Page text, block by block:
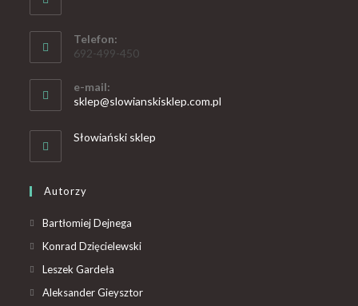
Telefon:
692-499-450
e-mail:
sklep@slowianskisklep.com.pl
Słowiański sklep
Autorzy
Bartłomiej Dejnega
Konrad Dzięcielewski
Leszek Gardeła
Aleksander Gieysztor